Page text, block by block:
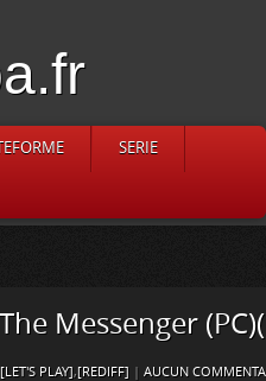
SERIE
Messenger
[LET'S PLAY],[REDIFF] | AUCUN